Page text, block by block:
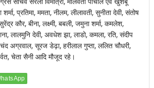
प्रतिमा, ममता, नीलम, लीलावती, सुनीता देवी, संतोष
कौर, बीना, लक्ष्मी, बबली, जमुना शर्मा, कमलेश,
लालमुनि देवी, अवधेश झा, लाडो, कमला, रति, संदीप
अग्रवाल, सूरज डेढ़ा, हरीलाल गुप्ता, ललित चौधरी,
चेता सैनी आदि मौजूद रहे।